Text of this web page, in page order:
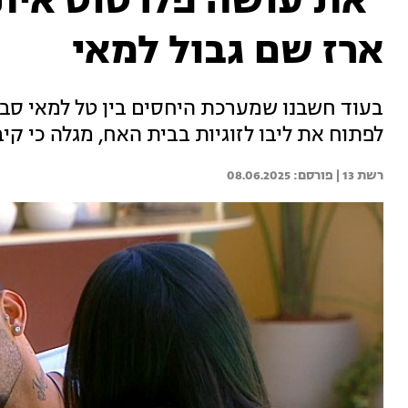
ארז שם גבול למאי
בעוד חשבנו שמערכת היחסים בין טל למאי
לפתוח את ליבו לזוגיות בבית האח, מגלה כי
רשת 13 | 08.06.2025